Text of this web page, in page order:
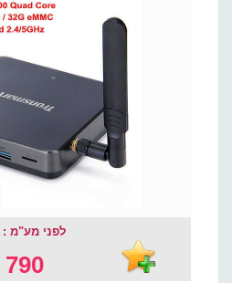
לפני מע"מ : 675.21 ₪
790 ₪